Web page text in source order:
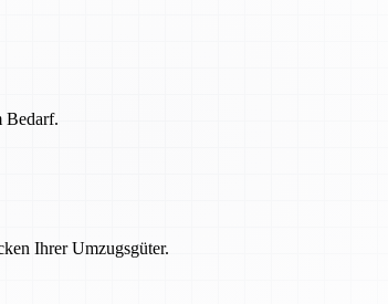
Bedarf.
Ihrer Umzugsgüter.